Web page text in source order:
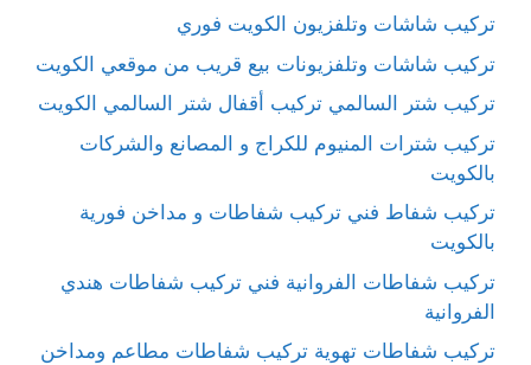
تركيب شاشات وتلفزيون الكويت فوري
تركيب شاشات وتلفزيونات بيع قريب من موقعي الكويت
تركيب شتر السالمي تركيب أقفال شتر السالمي الكويت
تركيب شترات المنيوم للكراج و المصانع والشركات
بالكويت
تركيب شفاط فني تركيب شفاطات و مداخن فورية
بالكويت
تركيب شفاطات الفروانية فني تركيب شفاطات هندي
الفروانية
تركيب شفاطات تهوية تركيب شفاطات مطاعم ومداخن